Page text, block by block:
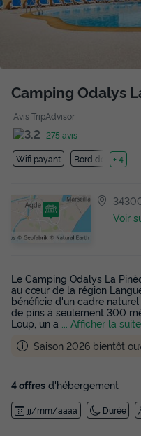
Camping Odalys
Avis TripAdvisor
275 avis
Wifi payant Bord de mer
+ 4
Voir
Le Camping Odalys La
au cœur de la région
bénéficie d'un cadre
de pins à seulement 300
Loup, un a
... Afficher la suite
Saison 2026 bientôt
4 offres d'hébergement
jj/mm/aaaa Durée